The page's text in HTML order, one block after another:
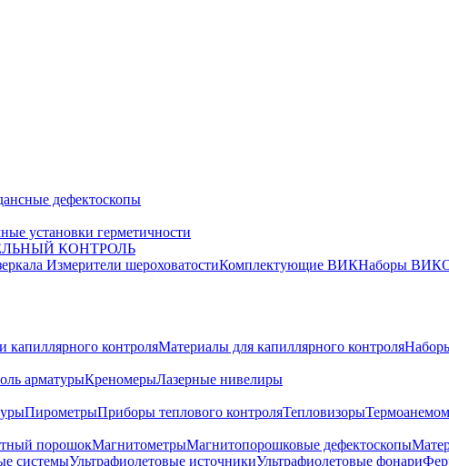
дефектоскопы
установки герметичности
КОНТРОЛЬ
Измерители шероховатостиКомплектующие ВИКНаборы ВИК
капиллярного контроляМатериалы для капиллярного контроля
арматурыКреномерыЛазерные нивелиры
ПирометрыПриборы теплового контроляТепловизоры
порошокМагнитометрыМагнитопорошковые дефектоскопы
системыУльтрафиолетовые источникиУльтрафиолетовые фонари